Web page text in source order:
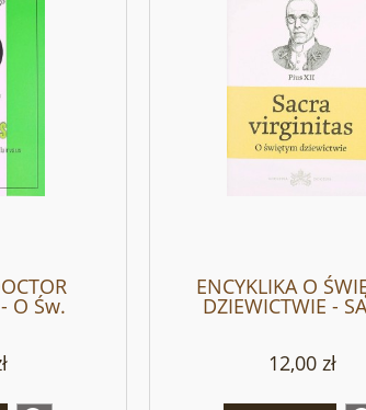
O Św.
ENCYKLIKA O
DZIEWICTWIE -
12,00 zł